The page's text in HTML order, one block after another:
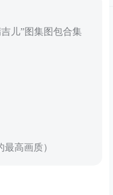
儿”图集图包合集
高画质）